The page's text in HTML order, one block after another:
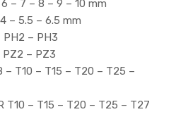
– 7 – 8 – 9 – 10 mm
– 5.5 – 6.5 mm
PH2 – PH3
PZ2 – PZ3
T10 – T15 – T20 – T25 –
T10 – T15 – T20 – T25 – T27